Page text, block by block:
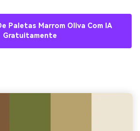
Paletas Marrom Oliva Com IA
Gratuitamente